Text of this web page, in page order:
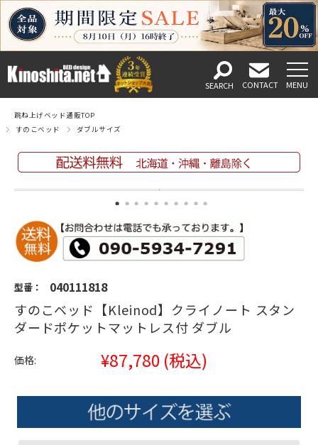
跳ね上げベッド通販TOP
すのこベッド
ダブルサイズ
型番： 040111818
すのこベッド【Kleinod】クライノート スタン
ダードポケットマットレス付 ダブル
価格: ¥87,780 (税込)